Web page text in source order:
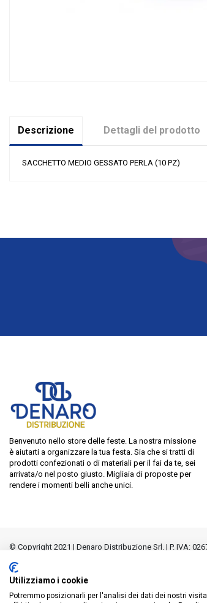
Descrizione Dettagli del prodotto
SACCHETTO MEDIO GESSATO PERLA (10 PZ)
Benvenuto nello store delle feste. La nostra missione
è aiutarti a organizzare la tua festa. Sia che si tratti di
prodotti confezionati o di materiali per il fai da te, sei
arrivata/o nel posto giusto. Migliaia di proposte per
rendere i momenti belli anche unici.
© Copyright 2021 | Denaro Distribuzione Srl. | P. IVA:
Utilizziamo i cookie
Potremmo posizionarli per l'analisi dei dati dei nostri